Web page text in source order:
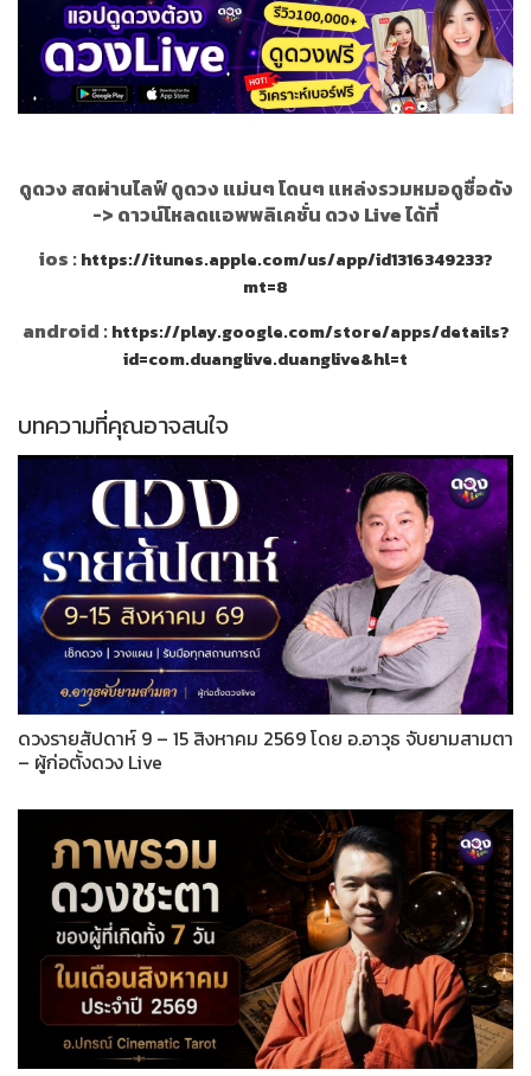
ดูดวง สดผ่านไลฟ์ ดูดวง แม่นๆ โดนๆ แหล่งรวมหมอดูชื่อดัง
-> ดาวน์โหลดแอพพลิเคชั่น ดวง Live ได้ที่
ios :https://itunes.apple.com/us/app/id1316349233?
mt=8
android :https://play.google.com/store/apps/details?
id=com.duanglive.duanglive&hl=t
บทความที่คุณอาจสนใจ
ดวงรายสัปดาห์ 9 – 15 สิงหาคม 2569 โดย อ.อาวุธ จับยามสามตา
– ผู้ก่อตั้งดวง Live